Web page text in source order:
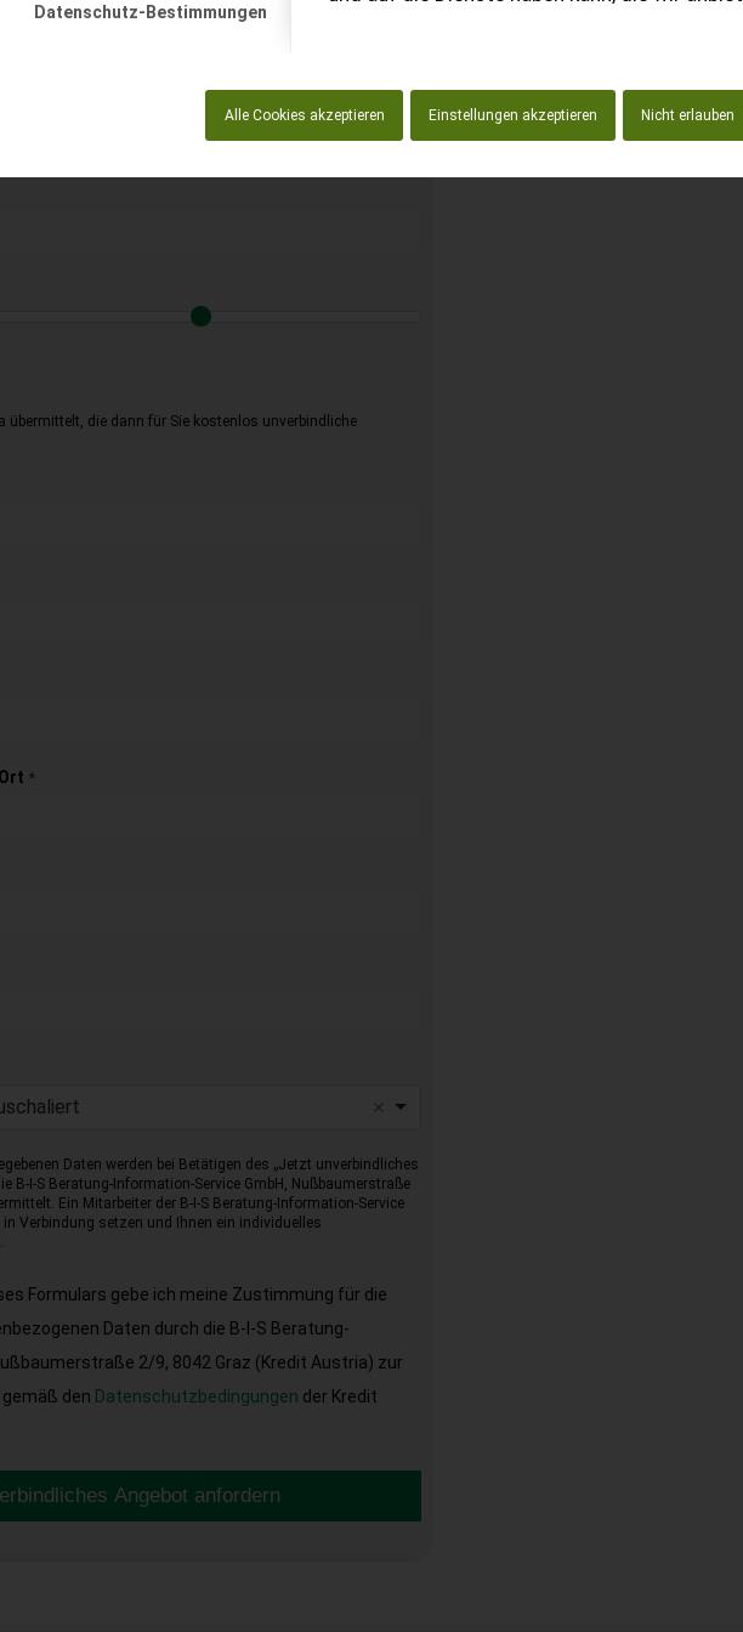
Datenschutz-Bestimmungen
Alle Cookies akzeptieren Einstellungen akzeptieren Nicht erlauben
anfordern
& kostenlos!
übermittelt, die dann für Sie kostenlos unverbindliche
Ort *
Daten werden bei Betätigen des „Jetzt unverbindliches
B-I-S Beratung-Information-Service GmbH, Nußbaumerstraße
Ein Mitarbeiter der B-I-S Beratung-Information-Service
Verbindung setzen und Ihnen ein individuelles
Formulars gebe ich meine Zustimmung für die
Daten durch die B-I-S Beratung-
2/9, 8042 Graz (Kredit Austria) zur
den Datenschutzbedingungen der Kredit
Angebot anfordern